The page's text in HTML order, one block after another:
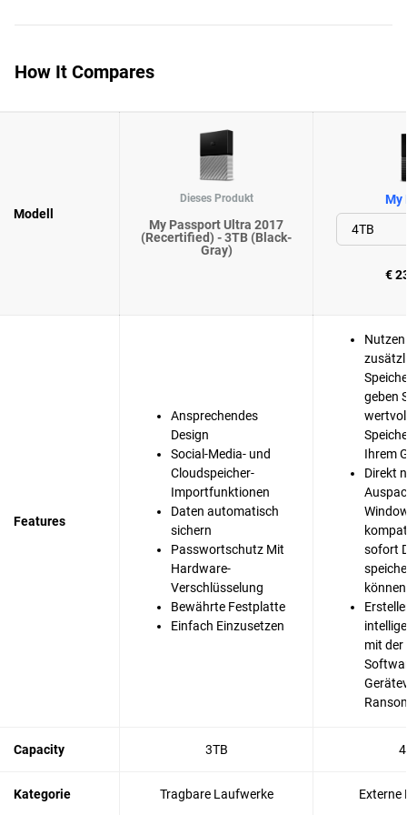
How It Compares
Modell
Dieses Produkt
My Passport Ultra 2017
(Recertified) - 3TB (Black-
Gray)
My
€
Features
Ansprechendes
Design
Social-Media- und
Cloudspeicher-
Importfunktionen
Daten automatisch
sichern
Passwortschutz Mit
Hardware-
Verschlüsselung
Bewährte Festplatte
Einfach Einzusetzen
Nutzen
geben
Ihrem
Direkt
sofort
können
mit der
Capacity 3TB
Kategorie Tragbare Laufwerke Externe